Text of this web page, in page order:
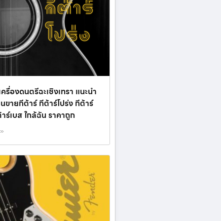
รื่องดนตรีฉะเชิงเทรา แนะนำ
ขายกีต้าร์ กีต้าร์โปร่ง กีต้าร์
ร์เบส ใกล้ฉัน ราคาถูก